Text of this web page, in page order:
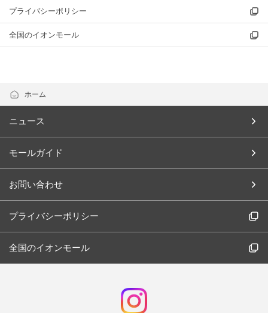
- モールからのお知らせ
モールガイドTOP
- 営業時間のご案内
プライバシーポリシー
全国のイオンモール
ホーム
ニュース
モールガイド
お問い合わせ
プライバシーポリシー
全国のイオンモール